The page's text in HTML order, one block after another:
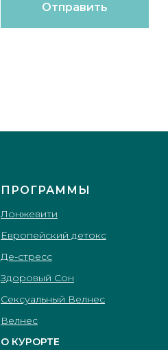
Отправить
ПРОГРАММЫ
Лонжевити
Европейский детокс
Де-стресс
Здоровый Сон
Сексуальный Велнес
Велнес
О КУРОРТЕ